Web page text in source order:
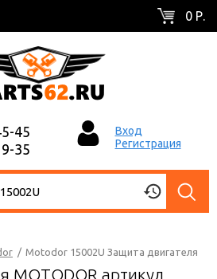
0 Р.
45
35
Вход
Регистрация
/ Motodor 15002U Защита двигателя
MOTODOR артикул